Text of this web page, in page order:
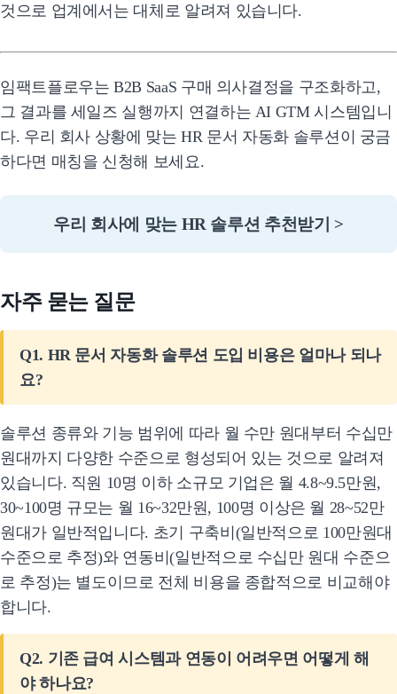
것으로 업계에서는 대체로 알려져 있습니다.
임팩트플로우는 B2B SaaS 구매 의사결정을 구조화하고,
그 결과를 세일즈 실행까지 연결하는 AI GTM 시스템입니
다. 우리 회사 상황에 맞는 HR 문서 자동화 솔루션이 궁금
하다면 매칭을 신청해 보세요.
우리 회사에 맞는 HR 솔루션 추천받기 >
자주 묻는 질문
Q1. HR 문서 자동화 솔루션 도입 비용은 얼마나 되나
요?
솔루션 종류와 기능 범위에 따라 월 수만 원대부터 수십만
원대까지 다양한 수준으로 형성되어 있는 것으로 알려져
있습니다. 직원 10명 이하 소규모 기업은 월 4.8~9.5만원,
30~100명 규모는 월 16~32만원, 100명 이상은 월 28~52만
원대가 일반적입니다. 초기 구축비(일반적으로 100만원대
수준으로 추정)와 연동비(일반적으로 수십만 원대 수준으
로 추정)는 별도이므로 전체 비용을 종합적으로 비교해야
합니다.
Q2. 기존 급여 시스템과 연동이 어려우면 어떻게 해
야 하나요?